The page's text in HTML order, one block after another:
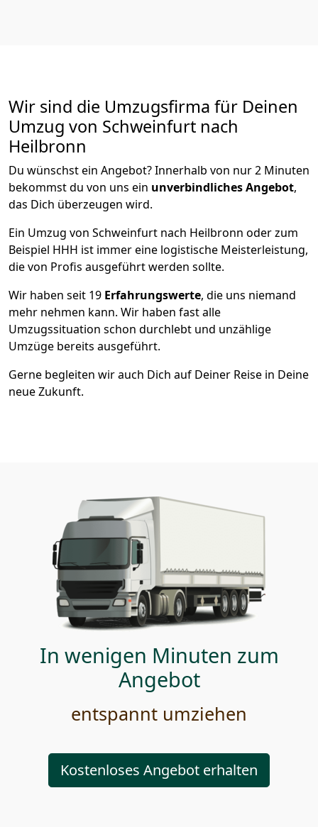
Wir sind die Umzugsfirma für Deinen
Umzug von Schweinfurt nach
Heilbronn
Du wünschst ein Angebot? Innerhalb von nur 2 Minuten
bekommst du von uns ein unverbindliches Angebot,
das Dich überzeugen wird.
Ein Umzug von Schweinfurt nach Heilbronn oder zum
Beispiel HHH ist immer eine logistische Meisterleistung,
die von Profis ausgeführt werden sollte.
Wir haben seit 19 Erfahrungswerte, die uns niemand
mehr nehmen kann. Wir haben fast alle
Umzugssituation schon durchlebt und unzählige
Umzüge bereits ausgeführt.
Gerne begleiten wir auch Dich auf Deiner Reise in Deine
neue Zukunft.
In wenigen Minuten zum
Angebot
entspannt umziehen
Kostenloses Angebot erhalten